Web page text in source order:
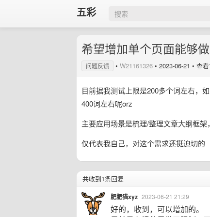
五彩
希望增加单个页面能够
问题反馈
• W21161326 • 2023-06-21 • 查
目前据我测试上限是200多个词左右，
400词左右呢orz
主要应用场景是梳理/整理文章大纲框
仅代表我自己，对这个需求还挺迫切的
共收到1条回复
肥肥猫xyz 2023-06-21 21:29
好的，收到，可以增加的。